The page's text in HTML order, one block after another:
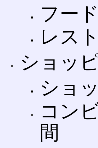
フー
レス
ショッ
ショ
コン
間